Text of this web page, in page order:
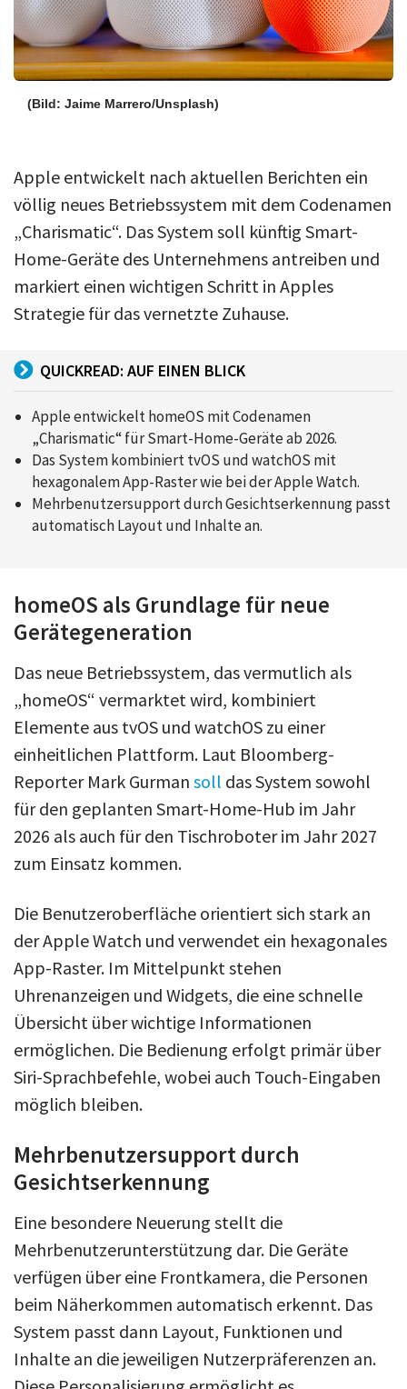
(Bild: Jaime Marrero/Unsplash)
Apple entwickelt nach aktuellen Berichten ein
völlig neues Betriebssystem mit dem Codenamen
„Charismatic“. Das System soll künftig Smart-
Home-Geräte des Unternehmens antreiben und
markiert einen wichtigen Schritt in Apples
Strategie für das vernetzte Zuhause.
QUICKREAD: AUF EINEN BLICK
Apple entwickelt homeOS mit Codenamen
„Charismatic“ für Smart-Home-Geräte ab 2026.
Das System kombiniert tvOS und watchOS mit
hexagonalem App-Raster wie bei der Apple Watch.
Mehrbenutzersupport durch Gesichtserkennung passt
automatisch Layout und Inhalte an.
homeOS als Grundlage für neue
Gerätegeneration
Das neue Betriebssystem, das vermutlich als
„homeOS“ vermarktet wird, kombiniert
Elemente aus tvOS und watchOS zu einer
einheitlichen Plattform. Laut Bloomberg-
Reporter Mark Gurman soll das System sowohl
für den geplanten Smart-Home-Hub im Jahr
2026 als auch für den Tischroboter im Jahr 2027
zum Einsatz kommen.
Die Benutzeroberfläche orientiert sich stark an
der Apple Watch und verwendet ein hexagonales
App-Raster. Im Mittelpunkt stehen
Uhrenanzeigen und Widgets, die eine schnelle
Übersicht über wichtige Informationen
ermöglichen. Die Bedienung erfolgt primär über
Siri-Sprachbefehle, wobei auch Touch-Eingaben
möglich bleiben.
Mehrbenutzersupport durch
Gesichtserkennung
Eine besondere Neuerung stellt die
Mehrbenutzerunterstützung dar. Die Geräte
verfügen über eine Frontkamera, die Personen
beim Näherkommen automatisch erkennt. Das
System passt dann Layout, Funktionen und
Inhalte an die jeweiligen Nutzerpräferenzen an.